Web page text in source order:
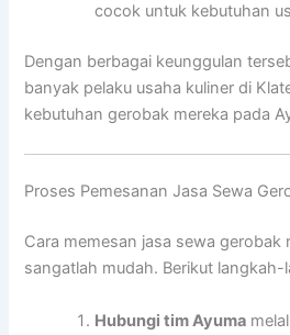
cocok untuk kebutuhan
Dengan berbagai keunggulan
banyak pelaku usaha kuliner di
kebutuhan gerobak mereka pada
Proses Pemesanan Jasa Sewa
Cara memesan jasa sewa gerobak
sangatlah mudah. Berikut langkah-
Hubungi tim Ayuma